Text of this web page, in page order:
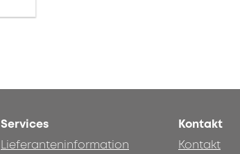
Services
Lieferanteninformation
Kontakt
Kontakt